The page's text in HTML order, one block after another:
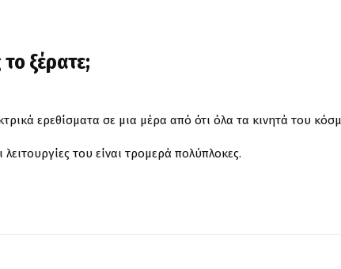
ξέρατε;
ερεθίσματα σε μια μέρα από ότι όλα τα κινητά του
του είναι τρομερά πολύπλοκες.